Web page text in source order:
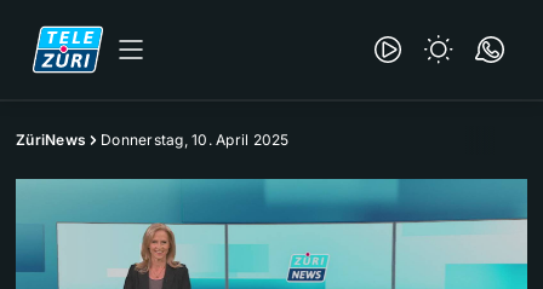
ZüriNews Donnerstag, 10. April 2025